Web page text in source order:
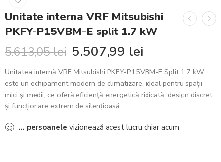
Unitate interna VRF Mitsubishi
PKFY-P15VBM-E split 1.7 kW
5.613,05lei 5.507,99 lei
Unitatea internă VRF Mitsubishi PKFY-P15VBM-E Split 1.7 kW
este un echipament modern de climatizare, ideal pentru spații
mici și medii, ce oferă eficiență energetică ridicată, design discret
și funcționare extrem de silențioasă.
... persoanele vizionează acest lucru chiar acum